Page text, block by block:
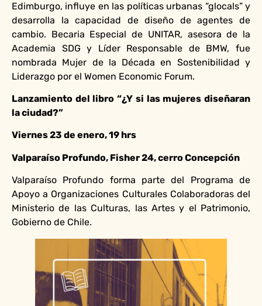
Edimburgo, influye en las políticas urbanas “glocals” y
desarrolla la capacidad de diseño de agentes de
cambio. Becaria Especial de UNITAR, asesora de la
Academia SDG y Líder Responsable de BMW, fue
nombrada Mujer de la Década en Sostenibilidad y
Liderazgo por el Women Economic Forum.
Lanzamiento del libro “¿Y si las mujeres diseñaran
la ciudad?”
Viernes 23 de enero, 19 hrs
Valparaíso Profundo, Fisher 24, cerro Concepción
Valparaíso Profundo forma parte del Programa de
Apoyo a Organizaciones Culturales Colaboradoras del
Ministerio de las Culturas, las Artes y el Patrimonio,
Gobierno de Chile.